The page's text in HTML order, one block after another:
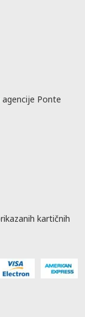
agencije Ponte
kartičnih